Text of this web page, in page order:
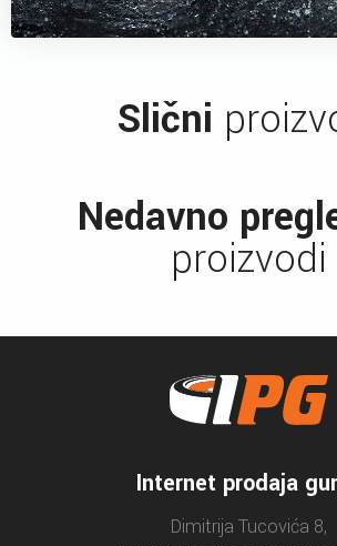
Slični
Nedavno
proizvodi
Internet prodaja
Dimitrija Tucovića 8,